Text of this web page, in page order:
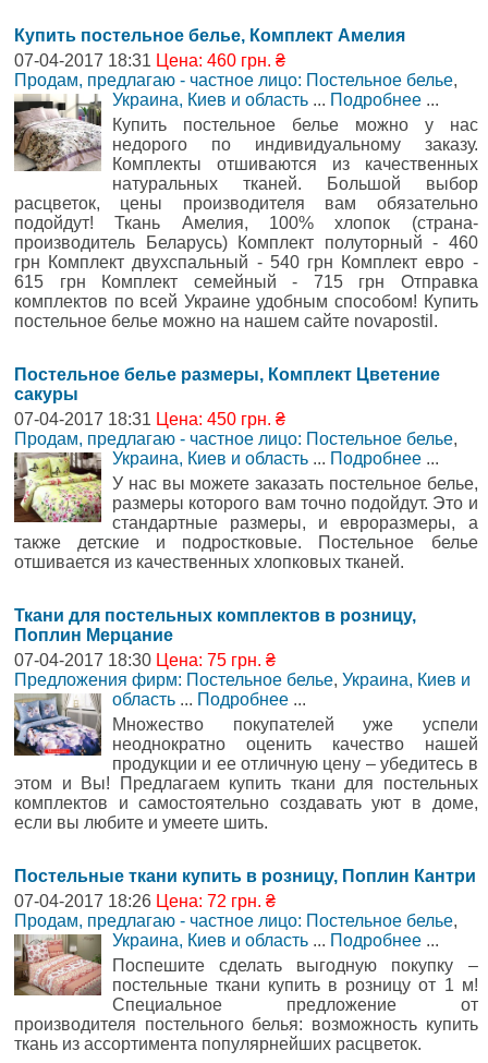
Купить постельное белье, Комплект Амелия
07-04-2017 18:31 Цена: 460 грн. ₴
Продам, предлагаю - частное лицо: Постельное белье,
Украина, Киев и область ... Подробнее ...
Купить постельное белье можно у нас
недорого по индивидуальному заказу.
Комплекты отшиваются из качественных
натуральных тканей. Большой выбор
расцветок, цены производителя вам обязательно
подойдут! Ткань Амелия, 100% хлопок (страна-
производитель Беларусь) Комплект полуторный - 460
грн Комплект двухспальный - 540 грн Комплект евро -
615 грн Комплект семейный - 715 грн Отправка
комплектов по всей Украине удобным способом! Купить
постельное белье можно на нашем сайте novapostil.
Постельное белье размеры, Комплект Цветение
сакуры
07-04-2017 18:31 Цена: 450 грн. ₴
Продам, предлагаю - частное лицо: Постельное белье,
Украина, Киев и область ... Подробнее ...
У нас вы можете заказать постельное белье,
размеры которого вам точно подойдут. Это и
стандартные размеры, и евроразмеры, а
также детские и подростковые. Постельное белье
отшивается из качественных хлопковых тканей.
Ткани для постельных комплектов в розницу,
Поплин Мерцание
07-04-2017 18:30 Цена: 75 грн. ₴
Предложения фирм: Постельное белье, Украина, Киев и
область ... Подробнее ...
Множество покупателей уже успели
неоднократно оценить качество нашей
продукции и ее отличную цену – убедитесь в
этом и Вы! Предлагаем купить ткани для постельных
комплектов и самостоятельно создавать уют в доме,
если вы любите и умеете шить.
Постельные ткани купить в розницу, Поплин Кантри
07-04-2017 18:26 Цена: 72 грн. ₴
Продам, предлагаю - частное лицо: Постельное белье,
Украина, Киев и область ... Подробнее ...
Поспешите сделать выгодную покупку –
постельные ткани купить в розницу от 1 м!
Специальное предложение от
производителя постельного белья: возможность купить
ткань из ассортимента популярнейших расцветок.